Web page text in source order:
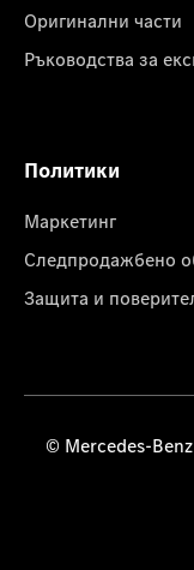
Оригинални части
Ръководства за
Политики
Маркетинг
Следпродажбено
Защита и
© Mercedes-